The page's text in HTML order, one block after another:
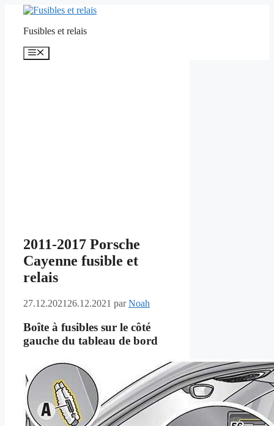
contenuFusibles et relais
Menu
2011-2017 Porsche
Cayenne fusible et
relais
27.12.2021 26.12.2021 parNoah
Boîte à fusibles sur le côté
gauche du tableau de bord